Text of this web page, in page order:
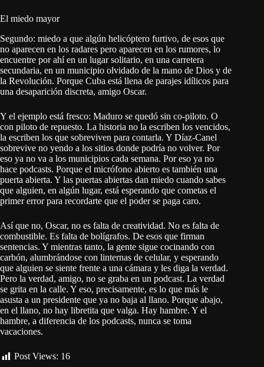
El miedo mayor
Segundo: miedo a que algún helicóptero furtivo, de esos que
no aparecen en los radares pero aparecen en los rumores, lo
encuentre por ahí en un lugar solitario, en una carretera
secundaria, en un municipio olvidado de la mano de Dios y de
la Revolución. Porque Cuba está llena de parajes idílicos para
una desaparición discreta, amigo Oscar.
Y el ejemplo está fresco: Maduro se quedó sin co-piloto. O
con piloto de repuesto. La historia no la escriben los vencidos,
la escriben los que sobreviven para contarla. Y Díaz-Canel
sobrevive no yendo a los sitios donde podría no volver. Por
eso ya no va a los municipios cada semana. Por eso ya no
hace podcasts. Porque el micrófono abierto es también una
puerta abierta. Y las puertas abiertas dan miedo cuando sabes
que alguien, en algún lugar, está esperando que cometas el
primer error para recordarte que el poder se paga caro.
Así que no, Oscar, no es falta de creatividad. No es falta de
combustible. Es falta de bolígrafos. De esos que firman
sentencias. Y mientras tanto, la gente sigue cocinando con
carbón, alumbrándose con linternas de celular, y esperando
que alguien se siente frente a una cámara y les diga la verdad.
Pero la verdad, amigo, no se graba en un podcast. La verdad
se grita en la calle. Y eso, precisamente, es lo que más le
asusta a un presidente que ya no baja al llano. Porque abajo,
en el llano, no hay libretita que valga. Hay hambre. Y el
hambre, a diferencia de los podcasts, nunca se toma
vacaciones.
Post Views: 16